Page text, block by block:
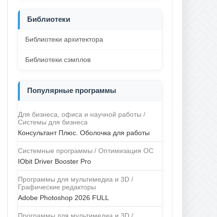
Библиотеки
Библиотеки архитектора
Библиотеки сэмплов
Популярные программы
Для бизнеса, офиса и научной работы /
Системы для бизнеса
Консультант Плюс. Оболочка для работы
Системные программы / Оптимизация ОС
IObit Driver Booster Pro
Программы для мультимедиа и 3D /
Графические редакторы
Adobe Photoshop 2026 FULL